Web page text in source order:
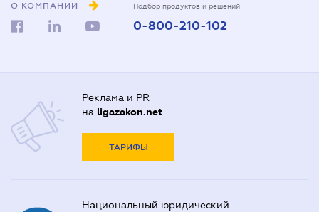
О КОМПАНИИ Подбор продуктов и решений
0-800-210-102
Реклама и PR
на ligazakon.net
ТАРИФЫ
Национальный юридический